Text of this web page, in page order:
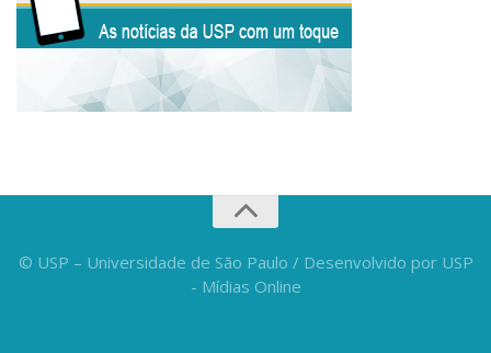
Urgências
© USP – Universidade de São Paulo / Desenvolvido por USP
- Mídias Online